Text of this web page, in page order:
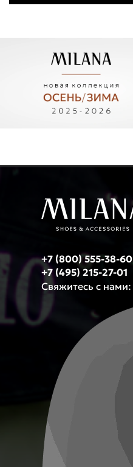
+7 (800) 555-38-60
+7 (495) 215-27-01
Свяжитесь с нами: